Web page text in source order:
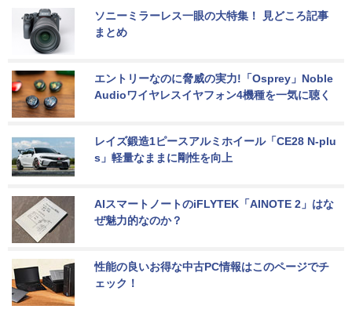
ソニーミラーレス一眼の大特集！ 見どころ記事
まとめ
エントリーなのに脅威の実力!「Osprey」Noble
Audioワイヤレスイヤフォン4機種を一気に聴く
レイズ鍛造1ピースアルミホイール「CE28 N-plu
s」軽量なままに剛性を向上
AIスマートノートのiFLYTEK「AINOTE 2」はな
ぜ魅力的なのか？
性能の良いお得な中古PC情報はこのページでチ
ェック！